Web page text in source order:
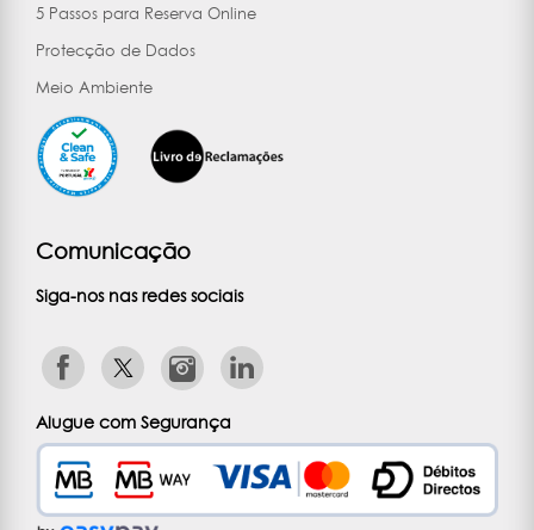
5 Passos para Reserva Online
Protecção de Dados
Meio Ambiente
Comunicação
Siga-nos nas redes sociais
Alugue com Segurança